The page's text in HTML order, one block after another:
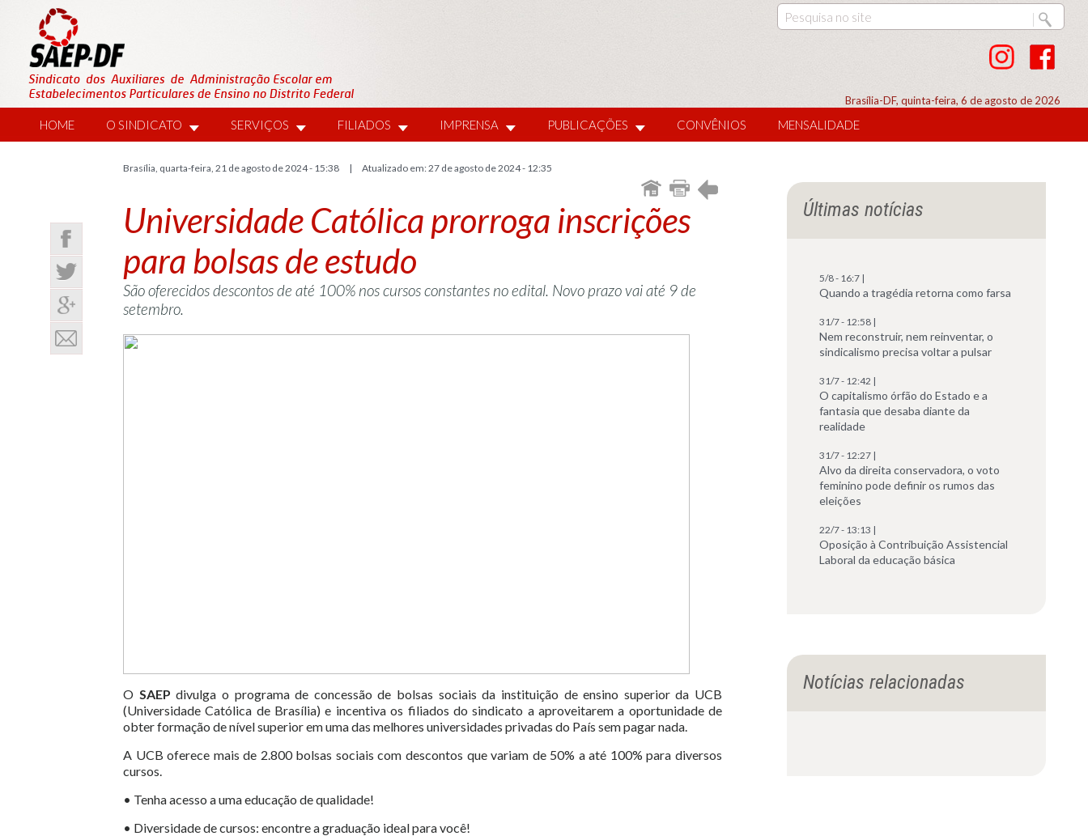
Brasília-DF, quinta-feira, 6 de agosto de 2026
HOME O SINDICATO SERVIÇOS FILIADOS IMPRENSA PUBLICAÇÕES CONVÊNIOS MENSALIDADE
Brasília, quarta-feira, 21 de agosto de 2024 - 15:38 | Atualizado em: 27 de agosto de 2024 - 12:35
Universidade Católica prorroga inscrições
para bolsas de estudo
São oferecidos descontos de até 100% nos cursos constantes no edital. Novo prazo vai até 9 de
setembro.
O SAEPdivulga o programa de concessão de bolsas sociais da instituição de ensino superior da UCB
(Universidade Católica de Brasília) e incentiva os filiados do sindicato a aproveitarem a oportunidade de
obter formação de nível superior em uma das melhores universidades privadas do País sem pagar nada.
A UCB oferece mais de 2.800 bolsas sociais com descontos que variam de 50% a até 100% para diversos
cursos.
• Tenha acesso a uma educação de qualidade!
• Diversidade de cursos: encontre a graduação ideal para você!
Últimas notícias
5/8 - 16:7 |
Quando a tragédia retorna como farsa
31/7 - 12:58 |
Nem reconstruir, nem reinventar, o
sindicalismo precisa voltar a pulsar
31/7 - 12:42 |
O capitalismo órfão do Estado e a
fantasia que desaba diante da
realidade
31/7 - 12:27 |
Alvo da direita conservadora, o voto
feminino pode definir os rumos das
eleições
22/7 - 13:13 |
Oposição à Contribuição Assistencial
Laboral da educação básica
Notícias relacionadas